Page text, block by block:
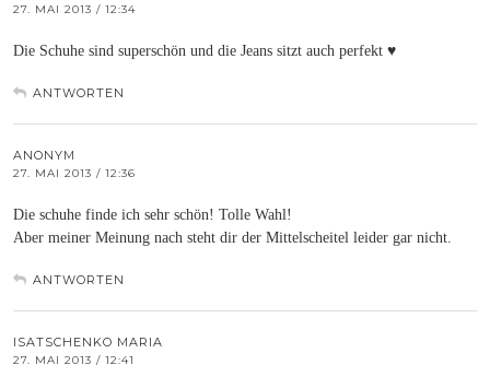
27. MAI 2013 / 12:34
Die Schuhe sind superschön und die Jeans sitzt auch perfekt ♥
ANTWORTEN
ANONYM
27. MAI 2013 / 12:36
Die schuhe finde ich sehr schön! Tolle Wahl!
Aber meiner Meinung nach steht dir der Mittelscheitel leider gar nicht.
ANTWORTEN
ISATSCHENKO MARIA
27. MAI 2013 / 12:41